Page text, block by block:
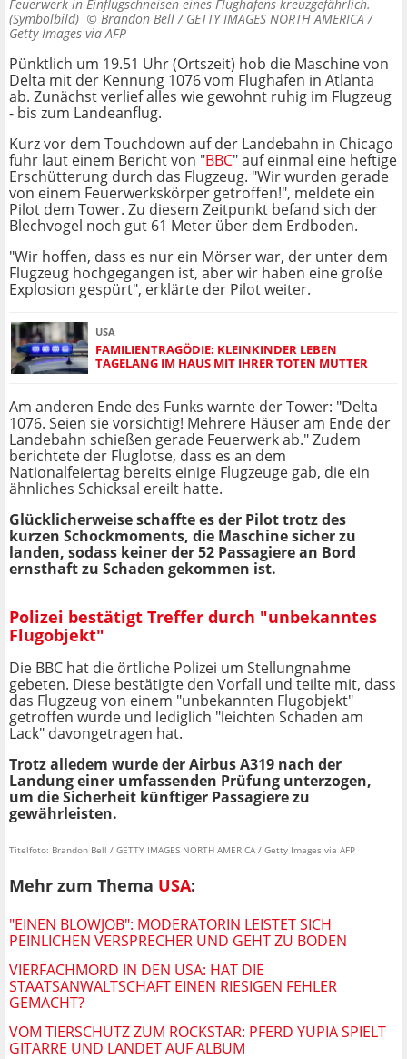
Feuerwerk in Einflugschneisen eines Flughafens kreuzgefährlich.
(Symbolbild) © Brandon Bell / GETTY IMAGES NORTH AMERICA /
Getty Images via AFP
Pünktlich um 19.51 Uhr (Ortszeit) hob die Maschine von
Delta mit der Kennung 1076 vom Flughafen in Atlanta
ab. Zunächst verlief alles wie gewohnt ruhig im Flugzeug
- bis zum Landeanflug.
Kurz vor dem Touchdown auf der Landebahn in Chicago
fuhr laut einem Bericht von "BBC" auf einmal eine heftige
Erschütterung durch das Flugzeug. "Wir wurden gerade
von einem Feuerwerkskörper getroffen!", meldete ein
Pilot dem Tower. Zu diesem Zeitpunkt befand sich der
Blechvogel noch gut 61 Meter über dem Erdboden.
"Wir hoffen, dass es nur ein Mörser war, der unter dem
Flugzeug hochgegangen ist, aber wir haben eine große
Explosion gespürt", erklärte der Pilot weiter.
USA
FAMILIENTRAGÖDIE: KLEINKINDER LEBEN
TAGELANG IM HAUS MIT IHRER TOTEN MUTTER
Am anderen Ende des Funks warnte der Tower: "Delta
1076. Seien sie vorsichtig! Mehrere Häuser am Ende der
Landebahn schießen gerade Feuerwerk ab." Zudem
berichtete der Fluglotse, dass es an dem
Nationalfeiertag bereits einige Flugzeuge gab, die ein
ähnliches Schicksal ereilt hatte.
Glücklicherweise schaffte es der Pilot trotz des
kurzen Schockmoments, die Maschine sicher zu
landen, sodass keiner der 52 Passagiere an Bord
ernsthaft zu Schaden gekommen ist.
Polizei bestätigt Treffer durch "unbekanntes
Flugobjekt"
Die BBC hat die örtliche Polizei um Stellungnahme
gebeten. Diese bestätigte den Vorfall und teilte mit, dass
das Flugzeug von einem "unbekannten Flugobjekt"
getroffen wurde und lediglich "leichten Schaden am
Lack" davongetragen hat.
Trotz alledem wurde der Airbus A319 nach der
Landung einer umfassenden Prüfung unterzogen,
um die Sicherheit künftiger Passagiere zu
gewährleisten.
Titelfoto: Brandon Bell / GETTY IMAGES NORTH AMERICA / Getty Images via AFP
Mehr zum Thema USA:
"EINEN BLOWJOB": MODERATORIN LEISTET SICH
PEINLICHEN VERSPRECHER UND GEHT ZU BODEN
VIERFACHMORD IN DEN USA: HAT DIE
STAATSANWALTSCHAFT EINEN RIESIGEN FEHLER
GEMACHT?
VOM TIERSCHUTZ ZUM ROCKSTAR: PFERD YUPIA SPIELT
GITARRE UND LANDET AUF ALBUM